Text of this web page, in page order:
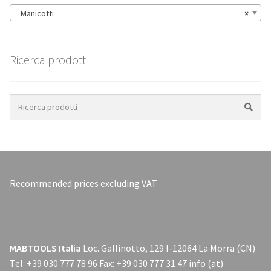
×
Manicotti
Ricerca prodotti
for:
Recommended prices excluding VAT
MABTOOLS Italia Loc. Gallinotto, 129 I-12064 La Morra (CN)
Tel: +39 030 777 78 96 Fax: +39 030 777 31 47 info (at)